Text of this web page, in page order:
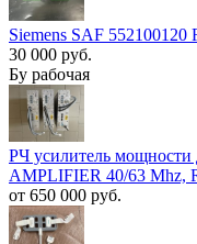
Siemens SAF
30 000 руб.
Бу рабочая
РЧ усилитель
AMPLIFIER 40/63 Mhz,
от 650 000 руб.